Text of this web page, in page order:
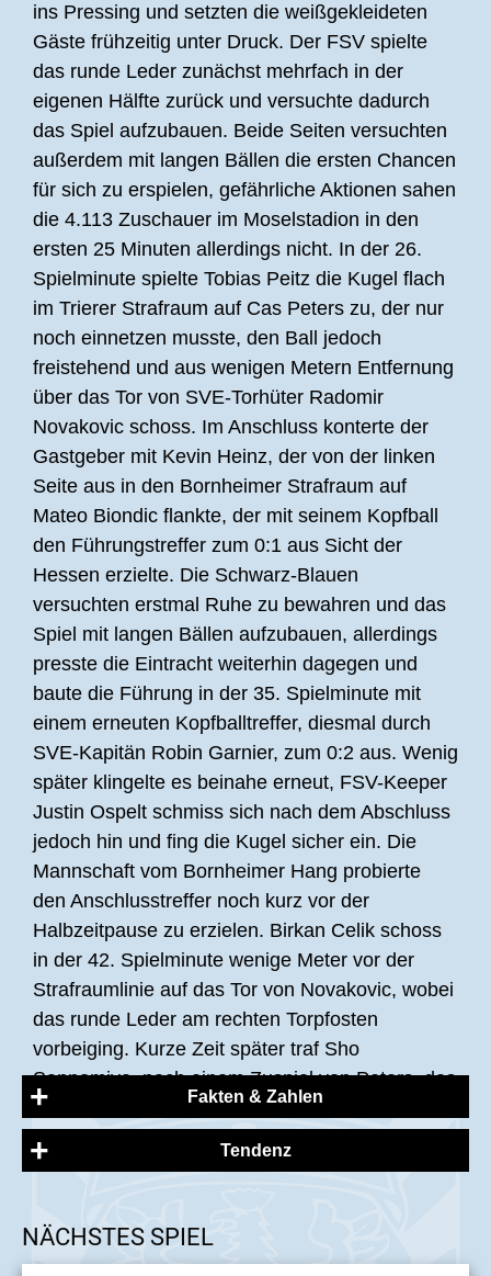
ins Pressing und setzten die weißgekleideten
Gäste frühzeitig unter Druck. Der FSV spielte
das runde Leder zunächst mehrfach in der
eigenen Hälfte zurück und versuchte dadurch
das Spiel aufzubauen. Beide Seiten versuchten
außerdem mit langen Bällen die ersten Chancen
für sich zu erspielen, gefährliche Aktionen sahen
die 4.113 Zuschauer im Moselstadion in den
ersten 25 Minuten allerdings nicht. In der 26.
Spielminute spielte Tobias Peitz die Kugel flach
im Trierer Strafraum auf Cas Peters zu, der nur
noch einnetzen musste, den Ball jedoch
freistehend und aus wenigen Metern Entfernung
über das Tor von SVE-Torhüter Radomir
Novakovic schoss. Im Anschluss konterte der
Gastgeber mit Kevin Heinz, der von der linken
Seite aus in den Bornheimer Strafraum auf
Mateo Biondic flankte, der mit seinem Kopfball
den Führungstreffer zum 0:1 aus Sicht der
Hessen erzielte. Die Schwarz-Blauen
versuchten erstmal Ruhe zu bewahren und das
Spiel mit langen Bällen aufzubauen, allerdings
presste die Eintracht weiterhin dagegen und
baute die Führung in der 35. Spielminute mit
einem erneuten Kopfballtreffer, diesmal durch
SVE-Kapitän Robin Garnier, zum 0:2 aus. Wenig
später klingelte es beinahe erneut, FSV-Keeper
Justin Ospelt schmiss sich nach dem Abschluss
jedoch hin und fing die Kugel sicher ein. Die
Mannschaft vom Bornheimer Hang probierte
den Anschlusstreffer noch kurz vor der
Halbzeitpause zu erzielen. Birkan Celik schoss
in der 42. Spielminute wenige Meter vor der
Strafraumlinie auf das Tor von Novakovic, wobei
das runde Leder am rechten Torpfosten
vorbeiging. Kurze Zeit später traf Sho
Sannomiya, nach einem Zuspiel von Peters, das
Anschlusstor zum 1:2. Mit diesem Ergebnis
gingen beide Mannschaften nach der
zweiminütigen Nachspielzeit in die Pause.
der FSV Frankfurt beinahe den
Ausgleichstreffer, allerdings erwischte Kapitän
Fakten & Zahlen
60‘), König, Wrusch, Garnier [C] (Spang 60‘),
Biondic (Sossah 60‘), Weigelt, Schuster, Herber
Tendenz
NÄCHSTES SPIEL